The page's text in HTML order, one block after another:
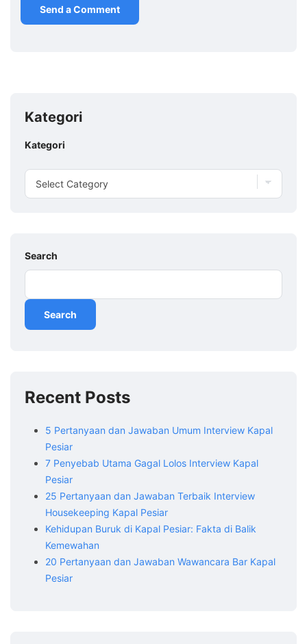
Kategori
Kategori
Search
Search
Recent Posts
5 Pertanyaan dan Jawaban Umum Interview Kapal
Pesiar
7 Penyebab Utama Gagal Lolos Interview Kapal
Pesiar
25 Pertanyaan dan Jawaban Terbaik Interview
Housekeeping Kapal Pesiar
Kehidupan Buruk di Kapal Pesiar: Fakta di Balik
Kemewahan
20 Pertanyaan dan Jawaban Wawancara Bar Kapal
Pesiar